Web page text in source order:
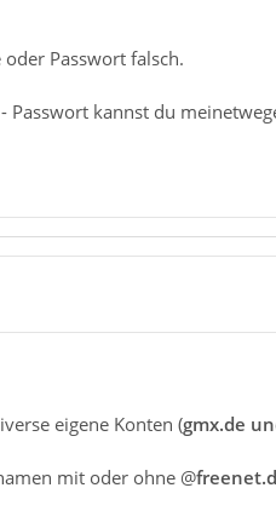
Passwort falsch.
kannst du
eigene Konten (gmx.de
mit oder ohne @